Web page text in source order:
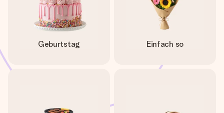
Geburtstag Einfach so